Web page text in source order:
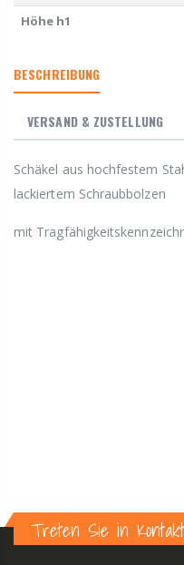
Höhe h1
BESCHREIBUNG
VERSAND & ZUSTELLUNG
Schäkel aus hochfestem
lackiertem Schraubbolzen
mit
Treten Sie in Kontakt